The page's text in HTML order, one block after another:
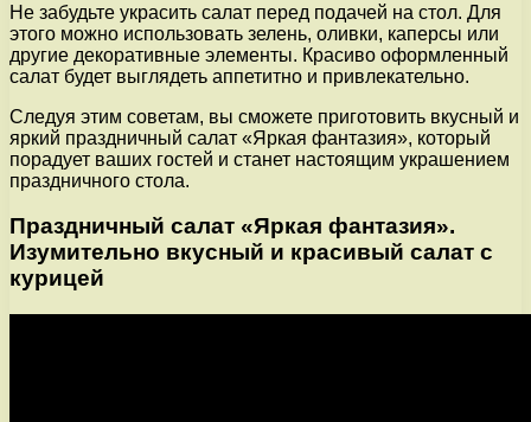
Не забудьте украсить салат перед подачей на стол. Для
этого можно использовать зелень, оливки, каперсы или
другие декоративные элементы. Красиво оформленный
салат будет выглядеть аппетитно и привлекательно.
Следуя этим советам, вы сможете приготовить вкусный и
яркий праздничный салат «Яркая фантазия», который
порадует ваших гостей и станет настоящим украшением
праздничного стола.
Праздничный салат «Яркая фантазия».
Изумительно вкусный и красивый салат с
курицей